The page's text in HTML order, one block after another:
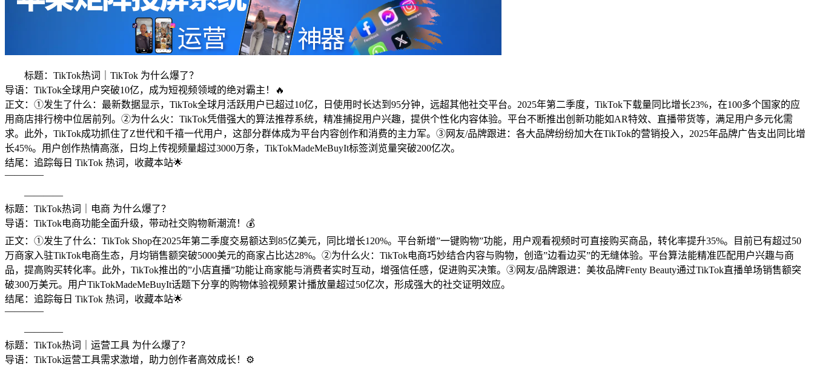
标题：TikTok热词｜TikTok 为什么爆了？
导语：TikTok全球用户突破10亿，成为短视频领域的绝对霸主！🔥
正文：①发生了什么：最新数据显示，TikTok全球月活跃用户已超过10亿，日使用时长达到95分钟，远超其他社交平台。2025年第二季度，TikTok下载量同比增长23%，在100多个国家的应
用商店排行榜中位居前列。②为什么火：TikTok凭借强大的算法推荐系统，精准捕捉用户兴趣，提供个性化内容体验。平台不断推出创新功能如AR特效、直播带货等，满足用户多元化需
求。此外，TikTok成功抓住了Z世代和千禧一代用户，这部分群体成为平台内容创作和消费的主力军。③网友/品牌跟进：各大品牌纷纷加大在TikTok的营销投入，2025年品牌广告支出同比增
长45%。用户创作热情高涨，日均上传视频量超过3000万条，TikTokMadeMeBuyIt标签浏览量突破200亿次。
结尾：追踪每日 TikTok 热词，收藏本站🌟
————
————
标题：TikTok热词｜电商 为什么爆了？
导语：TikTok电商功能全面升级，带动社交购物新潮流！💰
正文：①发生了什么：TikTok Shop在2025年第二季度交易额达到85亿美元，同比增长120%。平台新增”一键购物”功能，用户观看视频时可直接购买商品，转化率提升35%。目前已有超过50
万商家入驻TikTok电商生态，月均销售额突破5000美元的商家占比达28%。②为什么火：TikTok电商巧妙结合内容与购物，创造”边看边买”的无缝体验。平台算法能精准匹配用户兴趣与商
品，提高购买转化率。此外，TikTok推出的”小店直播”功能让商家能与消费者实时互动，增强信任感，促进购买决策。③网友/品牌跟进：美妆品牌Fenty Beauty通过TikTok直播单场销售额突
破300万美元。用户TikTokMadeMeBuyIt话题下分享的购物体验视频累计播放量超过50亿次，形成强大的社交证明效应。
结尾：追踪每日 TikTok 热词，收藏本站🌟
————
————
标题：TikTok热词｜运营工具 为什么爆了？
导语：TikTok运营工具需求激增，助力创作者高效成长！⚙️